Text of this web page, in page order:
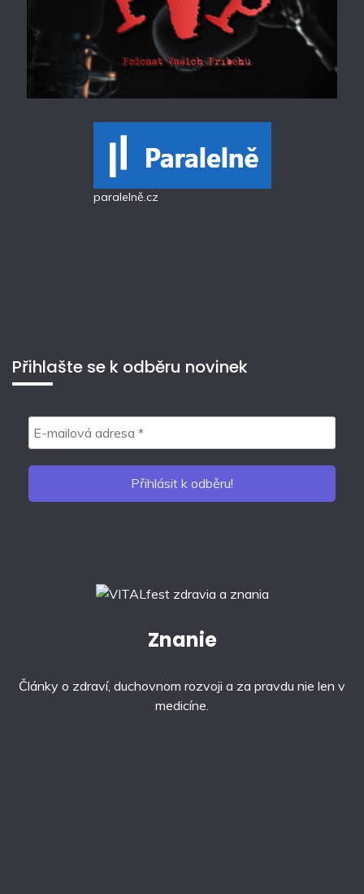
paralelně.cz
Přihlašte se k odběru novinek
Znanie
Články o zdraví, duchovnom rozvoji a za pravdu nie len v
medicíne.